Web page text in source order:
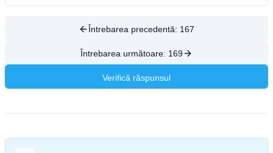
Întrebarea precedentă: 167
Întrebarea următoare: 169
Verifică răspunsul